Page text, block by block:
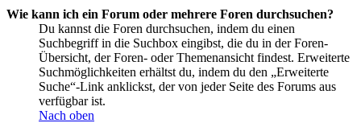
Wie kann ich ein Forum oder mehrere Foren durchsuchen?
Du kannst die Foren durchsuchen, indem du einen
Suchbegriff in die Suchbox eingibst, die du in der Foren-
Übersicht, der Foren- oder Themenansicht findest. Erweiterte
Suchmöglichkeiten erhältst du, indem du den „Erweiterte
Suche“-Link anklickst, der von jeder Seite des Forums aus
verfügbar ist.
Nach oben